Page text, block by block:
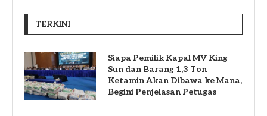
TERKINI
Siapa Pemilik Kapal MV King
Sun dan Barang 1,3 Ton
Ketamin Akan Dibawa ke Mana,
Begini Penjelasan Petugas